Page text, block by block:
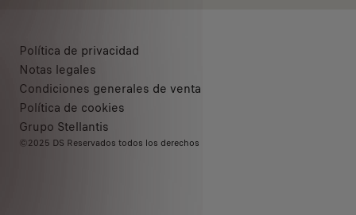
Política de privacidad
Notas legales
Condiciones generales de venta
Política de cookies
Grupo Stellantis
©2025 DS Reservados todos los derechos